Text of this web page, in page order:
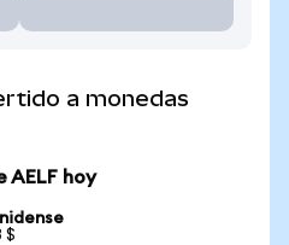
a monedas
AELF hoy
$